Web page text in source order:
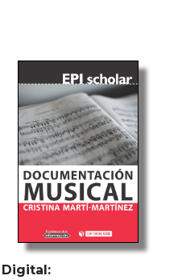
Digital: